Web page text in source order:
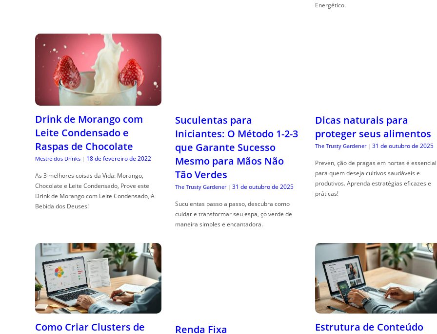
Energético.
Drink de Morango com
Leite Condensado e
Raspas de Chocolate
Mestre dos Drinks | 18 de fevereiro de 2022
As 3 melhores coisas da Vida: Morango,
Chocolate e Leite Condensado, Prove este
Drink de Morango com Leite Condensado, A
Bebida dos Deuses!
Suculentas para
Iniciantes: O Método 1-2-3
que Garante Sucesso
Mesmo para Mãos Não
Tão Verdes
The Trusty Gardener | 31 de outubro de 2025
Suculentas passo a passo, descubra como
cuidar e transformar seu espa, ço verde de
maneira simples e encantadora.
Dicas naturais para
proteger seus alimentos
The Trusty Gardener | 31 de outubro de 2025
Preven, ção de pragas em hortas é essencial
para quem deseja cultivos saudáveis e
produtivos. Aprenda estratégias eficazes e
práticas!
Como Criar Clusters de
Renda Fixa
Estrutura de Conteúdo